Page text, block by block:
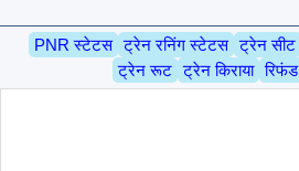
PNR स्टेटस ट्रेन रनिंग स्टेटस ट्रेन सीट
ट्रेन रूट ट्रेन किराया रिफंड